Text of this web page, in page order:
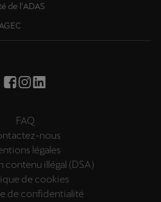
de l'ADAS
FAQ
nous
légales
contenu illégal (DSA)
de cookies
de confidentialité